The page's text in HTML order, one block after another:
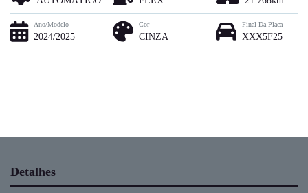
Ano/Modelo
2024/2025
Cor
CINZA
Final Da Placa
XXX5F25
Detalhes